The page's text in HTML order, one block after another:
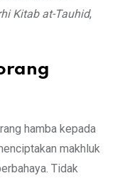
Kitab at-Tauhid,
hamba kepada
makhluk
Tidak